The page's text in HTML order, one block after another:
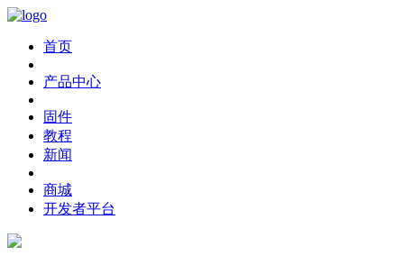
首页
产品中心
固件
教程
新闻
商城
开发者平台